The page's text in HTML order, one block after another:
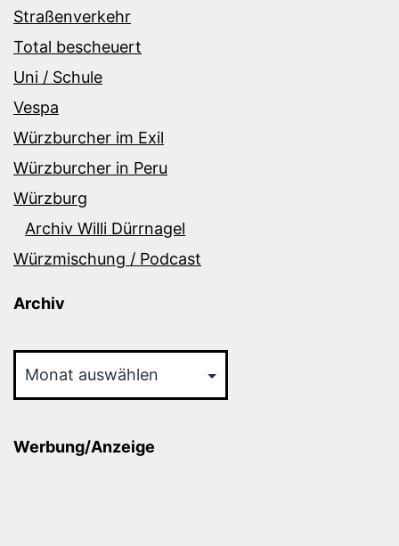
Straßenverkehr
Total bescheuert
Uni / Schule
Vespa
Würzburcher im Exil
Würzburcher in Peru
Würzburg
Archiv Willi Dürrnagel
Würzmischung / Podcast
Archiv
Werbung/Anzeige